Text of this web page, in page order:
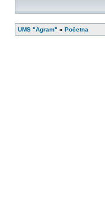
UMS "Agram" » Početna